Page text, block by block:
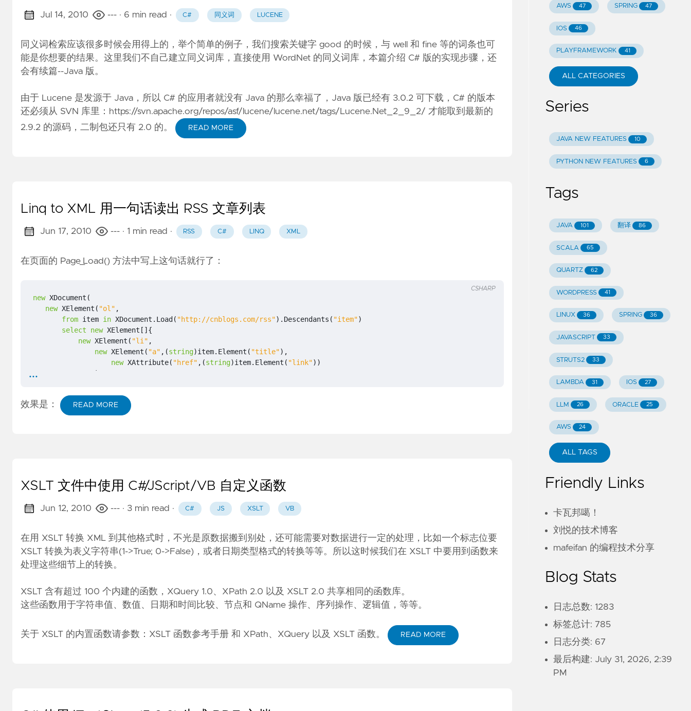
Jul 14, 2010 --- · 6 min read · C# 同义词 LUCENE
同义词检索应该很多时候会用得上的，举个简单的例子，我们搜索关键字 good 的时候，与 well 和 fine 等的词条也可
能是你想要的结果。这里我们不自己建立同义词库，直接使用 WordNet 的同义词库，本篇介绍 C# 版的实现步骤，还
会有续篇--Java 版。
由于 Lucene 是发源于 Java，所以 C# 的应用者就没有 Java 的那么幸福了，Java 版已经有 3.0.2 可下载，C# 的版本
还必须从 SVN 库里： https://svn.apache.org/repos/asf/lucene/lucene.net/tags/Lucene.Net_2_9_2/ 才能取到最新的
2.9.2 的源码，二制包还只有 2.0 的。
READ MORE
Linq to XML 用一句话读出 RSS 文章列表
Jun 17, 2010 --- · 1 min read · RSS C# LINQ XML
在页面的 Page_Load() 方法中写上这句话就行了：
new XDocument (
new XElement ( "ol" ,
from item in XDocument . Load ( "http://cnblogs.com/rss"). Descendants ( "item")
select
new XElement []{
new XElement ( "li" ,
new XElement ( "a" ,(string)item. Element ( "title"),
new XAttribute( "href" ,(string)item. Element ( "link"))
)
}
)
WriteTo(new XmlTextWriter
...
CSHARP
效果是： READ MORE
XSLT 文件中使用 C#/JScript/VB 自定义函数
Jun 12, 2010 --- · 3 min read · C# JS XSLT VB
在用 XSLT 转换 XML 到其他格式时，不光是原数据搬到别处，还可能需要对数据进行一定的处理，比如一个标志位要
XSLT 转换为表义字符串(1->True; 0->False)，或者日期类型格式的转换等等。所以这时候我们在 XSLT 中要用到函数来
处理这些细节上的转换。
XSLT 含有超过 100 个内建的函数，XQuery 1.0、XPath 2.0 以及 XSLT 2.0 共享相同的函数库。
这些函数用于字符串值、数值、日期和时间比较、节点和 QName 操作、序列操作、逻辑值，等等。
关于 XSLT 的内置函数请参数： XSLT 函数参考手册 和 XPath、XQuery 以及 XSLT 函数。 READ MORE
AWS 47 SPRING 47
IOS 46
PLAYFRAMEWORK 41
ALL CATEGORIES
Series
JAVA NEW FEATURES 10
PYTHON NEW FEATURES 6
Tags
JAVA 101 翻译 86
SCALA 65
QUARTZ 62
WORDPRESS 41
LINUX 36 SPRING 36
JAVASCRIPT 33
STRUTS2 33
LAMBDA 31 IOS 27
LLM 26 ORACLE 25
AWS 24
ALL TAGS
Friendly Links
卡瓦邦噶！
刘悦的技术博客
mafeifan 的编程技术分享
Blog Stats
日志总数: 1283
标签总计: 785
日志分类: 67
最后构建: July 31, 2026, 2:39
PM